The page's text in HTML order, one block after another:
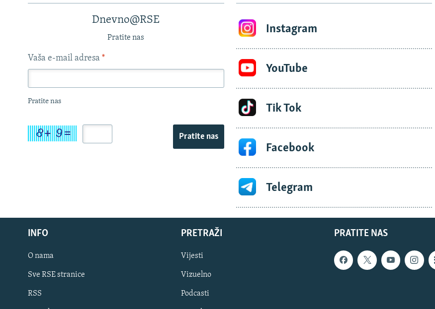
Dnevno@RSE
Pratite nas
Vaša e-mail adresa *
Pratite nas
Pratite nas
Instagram
YouTube
Tik Tok
Facebook
Telegram
PRATITE NAS
INFO
O nama
Sve RSE stranice
RSS
PRETRAŽI
Vijesti
Vizuelno
Podcasti